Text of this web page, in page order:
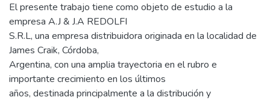
El presente trabajo tiene como objeto de estudio a la
empresa A.J & J.A REDOLFI
S.R.L, una empresa distribuidora originada en la localidad de
James Craik, Córdoba,
Argentina, con una amplia trayectoria en el rubro e
importante crecimiento en los últimos
años, destinada principalmente a la distribución y